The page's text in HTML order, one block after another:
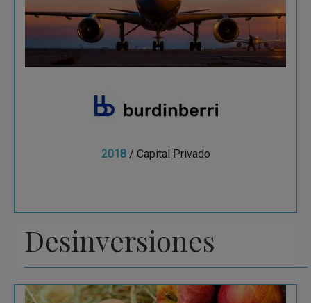
2018/ Capital Privado
experiencia en la fabricación de utillajes y
moldes dirigidos a sectores varios, entre los que
destaca el...
Ver más
Desinversiones